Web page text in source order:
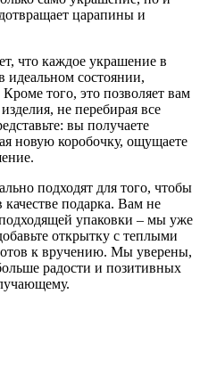
царапины и
что каждое украшение в
идеальном состоянии,
того, это позволяет вам
не перебирая все
вы получаете
новую коробочку, ощущаете
подходят для того, чтобы
подарка. Вам не
упаковки – мы уже
открытку с теплыми
к вручению. Мы уверены,
радости и позитивных